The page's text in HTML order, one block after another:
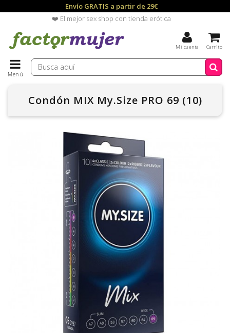
Envío GRATIS a partir de 29€
❤️ El mejor sex shop con tienda erótica
Carrito
Mi cuenta
Menú
Condón MIX My.Size PRO 69 (10)